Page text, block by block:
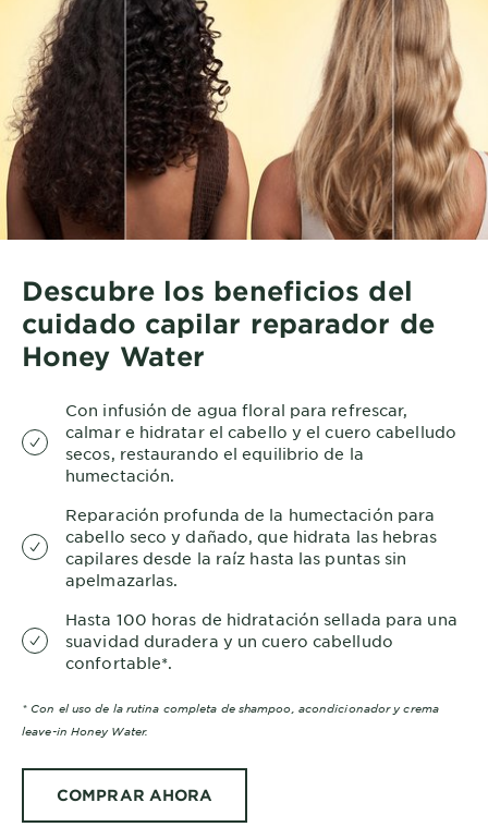
Descubre los beneficios del
cuidado capilar reparador de
Honey Water
Con infusión de agua floral para refrescar,
calmar e hidratar el cabello y el cuero cabelludo
secos, restaurando el equilibrio de la
humectación.
Reparación profunda de la humectación para
cabello seco y dañado, que hidrata las hebras
capilares desde la raíz hasta las puntas sin
apelmazarlas.
Hasta 100 horas de hidratación sellada para una
suavidad duradera y un cuero cabelludo
confortable*.
* Con el uso de la rutina completa de shampoo, acondicionador y crema
leave-in Honey Water.
COMPRAR AHORA